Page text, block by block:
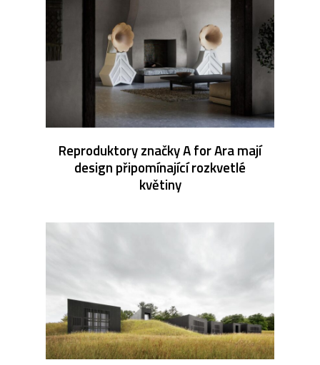
Reproduktory značky A for Ara mají
design připomínající rozkvetlé
květiny